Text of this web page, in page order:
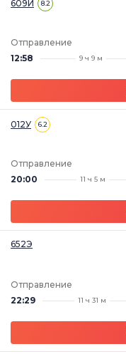
609И 8.2
Отправление
12:58
9 ч 9 м
012У 6.2
Отправление
20:00
11 ч 5 м
652Э
Отправление
22:29
11 ч 31 м